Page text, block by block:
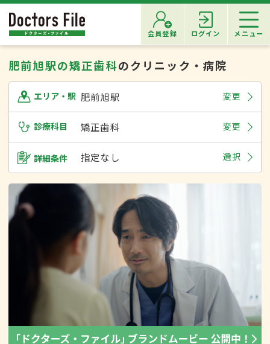
会員登録 ログイン メニュー
肥前旭駅の矯正歯科のクリニック・病院
エリア・駅 肥前旭駅 変更
診療科目 矯正歯科 変更
詳細条件 指定なし 選択